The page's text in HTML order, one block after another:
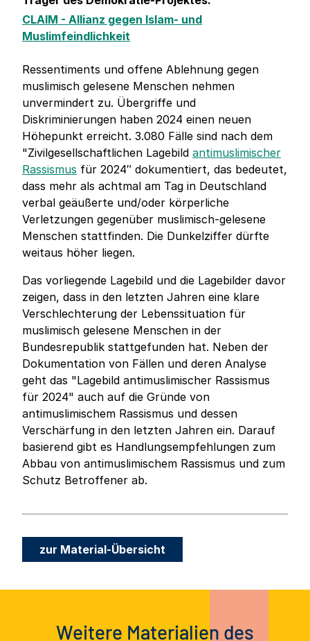
CLAIM - Allianz gegen Islam- und
Muslimfeindlichkeit
Ressentiments und offene Ablehnung gegen
muslimisch gelesene Menschen nehmen
unvermindert zu. Übergriffe und
Diskriminierungen haben 2024 einen neuen
Höhepunkt erreicht. 3.080 Fälle sind nach dem
"Zivilgesellschaftlichen Lagebild antimuslimischer
Rassismus für 2024″ dokumentiert, das bedeutet,
dass mehr als achtmal am Tag in Deutschland
verbal geäußerte und/oder körperliche
Verletzungen gegenüber muslimisch-gelesene
Menschen stattfinden. Die Dunkelziffer dürfte
weitaus höher liegen.
Das vorliegende Lagebild und die Lagebilder davor
zeigen, dass in den letzten Jahren eine klare
Verschlechterung der Lebenssituation für
muslimisch gelesene Menschen in der
Bundesrepublik stattgefunden hat. Neben der
Dokumentation von Fällen und deren Analyse
geht das "Lagebild antimuslimischer Rassismus
für 2024" auch auf die Gründe von
antimuslimischem Rassismus und dessen
Verschärfung in den letzten Jahren ein. Darauf
basierend gibt es Handlungsempfehlungen zum
Abbau von antimuslimischem Rassismus und zum
Schutz Betroffener ab.
zur Material-Übersicht
Weitere Materialien des